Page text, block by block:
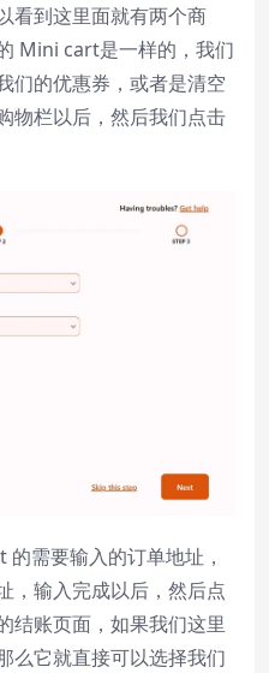
看到这里面就有两个商
Mini cart是一样的，我们
们的优惠券，或者是清空
物栏以后，然后我们点击
需要输入的订单地址，
，输入完成以后，然后点
结账页面，如果我们这里
么它就直接可以选择我们